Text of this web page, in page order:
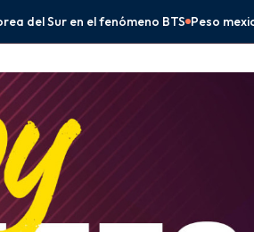
Peso mexicano se fortalece frente al dólar